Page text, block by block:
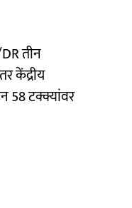
तीन
केंद्रीय
58 टक्क्यांवर